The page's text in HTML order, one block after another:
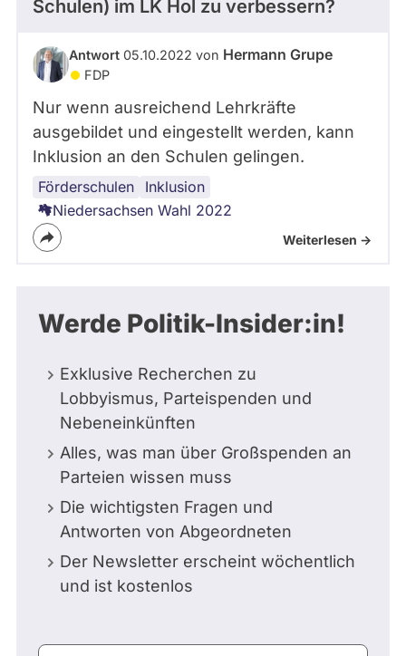
Schulen) im LK Hol zu verbessern?
Antwort 05.10.2022 von Hermann Grupe
FDP
Nur wenn ausreichend Lehrkräfte
ausgebildet und eingestellt werden, kann
Inklusion an den Schulen gelingen.
Förderschulen Inklusion
Niedersachsen
Lehrermangel
Schulpolitik
Bildungspolitik
Niedersachsen Wahl 2022
Weiterlesen ->
Werde Politik-Insider:in!
Exklusive Recherchen zu
Lobbyismus, Parteispenden und
Nebeneinkünften
Alles, was man über Großspenden an
Parteien wissen muss
Die wichtigsten Fragen und
Antworten von Abgeordneten
Der Newsletter erscheint wöchentlich
und ist kostenlos